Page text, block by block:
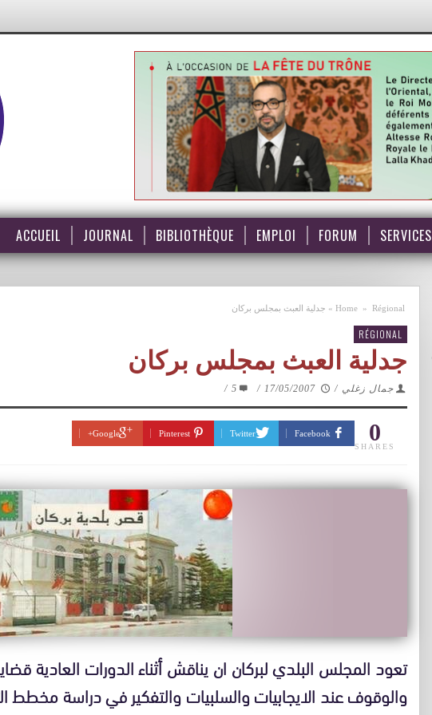
ACCUEIL JOURNAL BIBLIOTHÈQUE EMPLOI FORUM SERVICES
Home » Régional
» جدلية العبث بمجلس بركان
RÉGIONAL
جدلية العبث بمجلس بركان
جمال زغلي /
17/05/2007
/
5
/
0
SHARES
Facebook
Twitter
Pinterest
Google+
تعود المجلس البلدي لبركان ان يناقش أثناء الدورات العادية
والوقوف عند الايجابيات والسلبيات والتفكير في دراسة مخطط